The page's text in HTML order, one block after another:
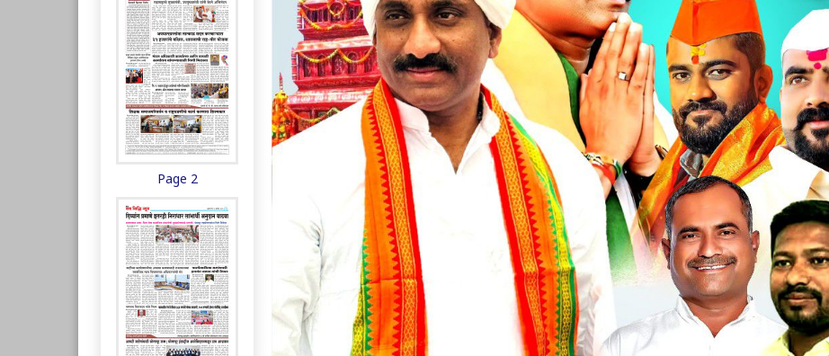
Page 2